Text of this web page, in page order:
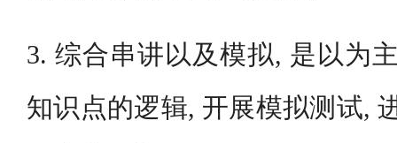
3. 综合串讲以及模拟, 是以为
知识点的逻辑, 开展模拟测试,